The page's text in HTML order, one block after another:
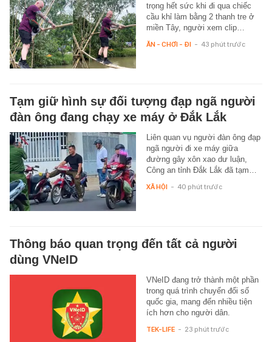
trọng hết sức khi đi qua chiếc
cầu khỉ làm bằng 2 thanh tre ở
miền Tây, người xem clip…
ĂN - CHƠI - ĐI - 43 phút trước
Tạm giữ hình sự đối tượng đạp ngã người
đàn ông đang chạy xe máy ở Đắk Lắk
Liên quan vụ người đàn ông đạp
ngã người đi xe máy giữa
đường gây xôn xao dư luận,
Công an tỉnh Đắk Lắk đã tạm…
XÃ HỘI - 40 phút trước
Thông báo quan trọng đến tất cả người
dùng VNeID
VNeID đang trở thành một phần
trong quá trình chuyển đổi số
quốc gia, mang đến nhiều tiện
ích hơn cho người dân.
TEK-LIFE - 23 phút trước